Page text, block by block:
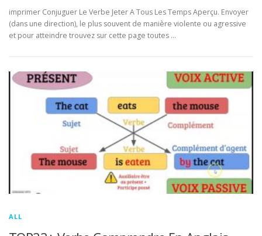
imprimer Conjuguer Le Verbe Jeter A Tous Les Temps Aperçu. Envoyer
(dans une direction), le plus souvent de manière violente ou agressive
et pour atteindre trouvez sur cette page toutes …
ALL